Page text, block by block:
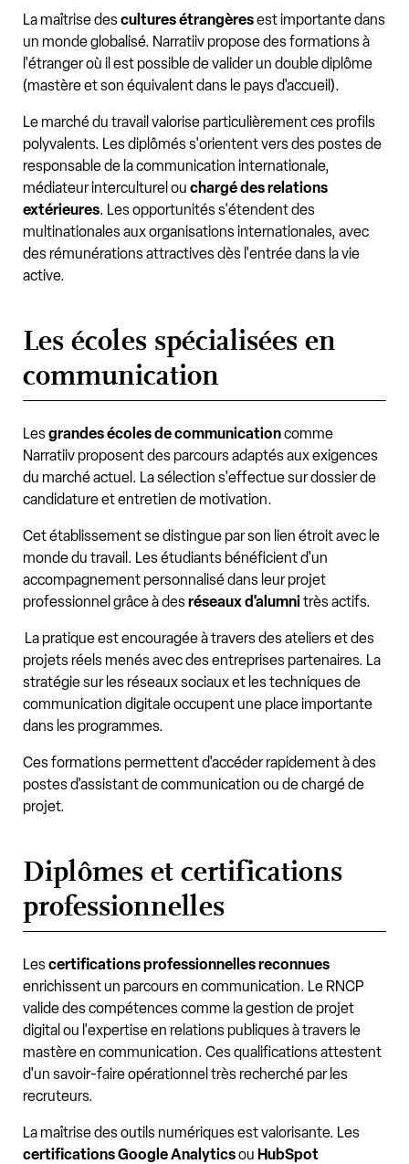
La maîtrise descultures étrangèresest importante dans
un monde globalisé. Narratiiv propose des formations à
l'étranger où il est possible de valider un double diplôme
(mastère et son équivalent dans le pays d'accueil).
Le marché du travail valorise particulièrement ces profils
polyvalents. Les diplômés s'orientent vers des postes de
responsable de la communication internationale,
médiateur interculturel ou chargé des relations
extérieures. Les opportunités s'étendent des
multinationales aux organisations internationales, avec
des rémunérations attractives dès l'entrée dans la vie
active.
Les écoles spécialisées en
communication
Lesgrandes écoles de communicationcomme
Narratiiv proposent des parcours adaptés aux exigences
du marché actuel. La sélection s'effectue sur dossier de
candidature et entretien de motivation.
Cet établissement se distingue par son lien étroit avec le
monde du travail. Les étudiants bénéficient d'un
accompagnement personnalisé dans leur projet
professionnel grâce à desréseaux d'alumnitrès actifs.
La pratique est encouragée à travers des ateliers et des
projets réels menés avec des entreprises partenaires. La
stratégie sur les réseaux sociaux et les techniques de
communication digitale occupent une place importante
dans les programmes.
Ces formations permettent d'accéder rapidement à des
postes d'assistant de communication ou de chargé de
projet.
Diplômes et certifications
professionnelles
Lescertifications professionnelles reconnues
enrichissent un parcours en communication. Le RNCP
valide des compétences comme la gestion de projet
digital ou l'expertise en relations publiques à travers le
mastère en communication. Ces qualifications attestent
d'un savoir-faire opérationnel très recherché par les
recruteurs.
La maîtrise des outils numériques est valorisante. Les
certifications Google Analyticsou HubSpot